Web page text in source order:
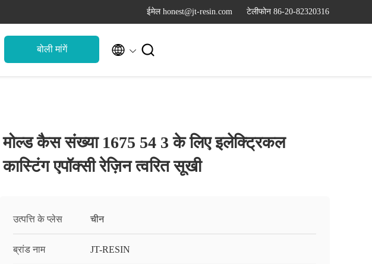
ईमेल honest@jt-resin.com टेलीफोन 86-20-82320316
बोली मांगें  
मोल्ड कैस संख्या 1675 54 3 के लिए इलेक्ट्रिकल
कास्टिंग एपॉक्सी रेज़िन त्वरित सूखी
उत्पत्ति के प्लेस चीन
ब्रांड नाम JT-RESIN